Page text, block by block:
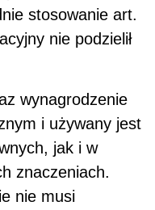
stosowanie art.
nie podzielił
wynagrodzenie
i używany jest
jak i w
znaczeniach.
nie musi